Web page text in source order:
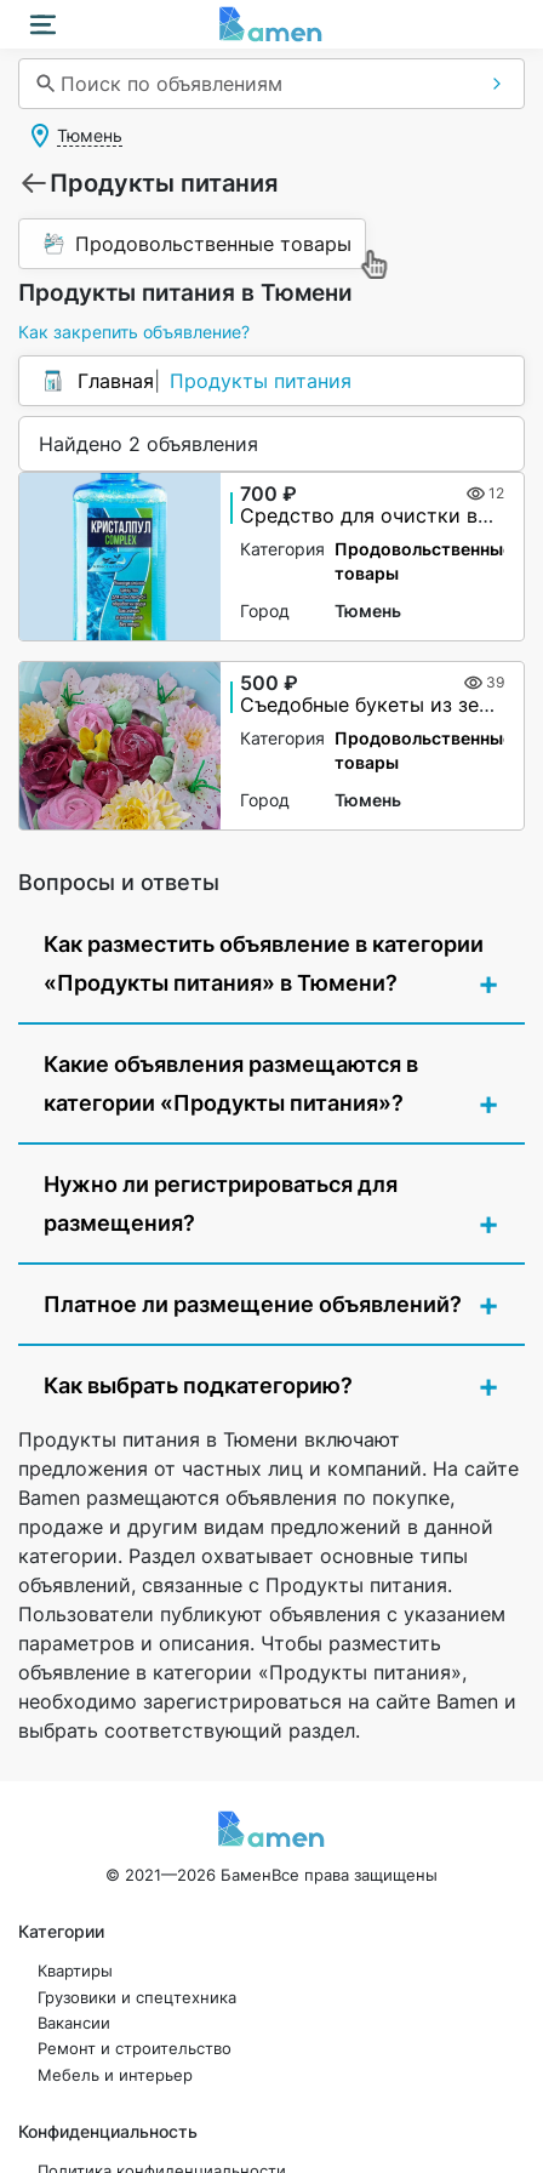
Поиск по объявлениям
Тюмень
Продукты питания
Продовольственные товары
Продукты питания в Тюмени
Как закрепить объявление?
Главная Продукты питания
Найдено 2 объявления
700 ₽ 12
Средство для очистки воды в бассейнах
Категория Продовольственные
товары
Город
Тюмень
500 ₽ 39
Съедобные букеты из зефира
Категория Продовольственные
товары
Город
Тюмень
Вопросы и ответы
Как разместить объявление в категории
«Продукты питания» в Тюмени?
Какие объявления размещаются в
категории «Продукты питания»?
Нужно ли регистрироваться для
размещения?
Платное ли размещение объявлений?
Как выбрать подкатегорию?
Продукты питания в Тюмени включают
предложения от частных лиц и компаний. На сайте
Bamen размещаются объявления по покупке,
продаже и другим видам предложений в данной
категории. Раздел охватывает основные типы
объявлений, связанные с Продукты питания.
Пользователи публикуют объявления с указанием
параметров и описания. Чтобы разместить
объявление в категории «Продукты питания»,
необходимо зарегистрироваться на сайте Bamen и
выбрать соответствующий раздел.
© 2021—2026 БаменВсе права защищены
Категории
Квартиры
Грузовики и спецтехника
Вакансии
Ремонт и строительство
Мебель и интерьер
Конфиденциальность